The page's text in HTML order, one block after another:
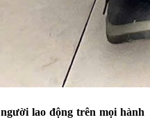
lao động trên mọi hành